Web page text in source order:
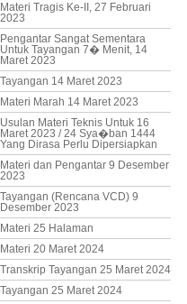
Materi Tragis Ke-II, 27 Februari
2023
Pengantar Sangat Sementara
Untuk Tayangan 7� Menit, 14
Maret 2023
Tayangan 14 Maret 2023
Materi Marah 14 Maret 2023
Usulan Materi Teknis Untuk 16
Maret 2023 / 24 Sya�ban 1444
Yang Dirasa Perlu Dipersiapkan
Materi dan Pengantar 9 Desember
2023
Tayangan (Rencana VCD) 9
Desember 2023
Materi 25 Halaman
Materi 20 Maret 2024
Transkrip Tayangan 25 Maret 2024
Tayangan 25 Maret 2024